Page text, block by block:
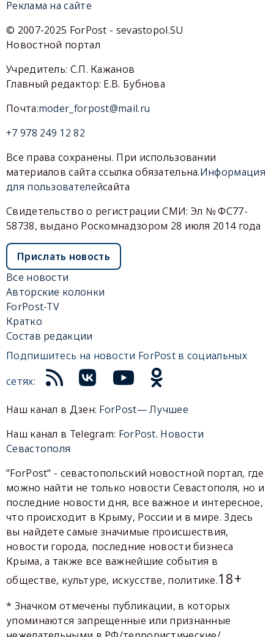
Реклама на сайте
© 2007-2025 ForPost - sevastopol.SU
Новостной портал
Учредитель: С.П. Кажанов
Главный редактор: Е.В. Бубнова
Почта:moder_forpost@mail.ru
+7 978 249 12 82
Все права сохранены. При использовании
материалов сайта ссылка обязательна.Информация
для пользователейсайта
Свидетельство о регистрации СМИ: Эл № ФС77-
58738, выдано Роскомнадзором 28 июля 2014 года
Прислать новость
Все новости
Авторские колонки
ForPost-TV
Кратко
Состав редакции
Подпишитесь на новости ForPost в социальных
сетях:
Наш канал в Дзен: ForPost— Лучшее
Наш канал в Telegram: ForPost. Новости
Севастополя
"ForPost" - севастопольский новостной портал, где
можно найти не только новости Севастополя, но и
последние новости дня, все важное и интересное,
что происходит в Крыму, России и в мире. Здесь
вы найдете самые значимые происшествия,
новости города, последние новости бизнеса
Крыма, а также все важнейшие события в
обществе, культуре, искусстве, политике.18+
* Значком отмечены публикации, в которых
упоминаются запрещенные или признанные